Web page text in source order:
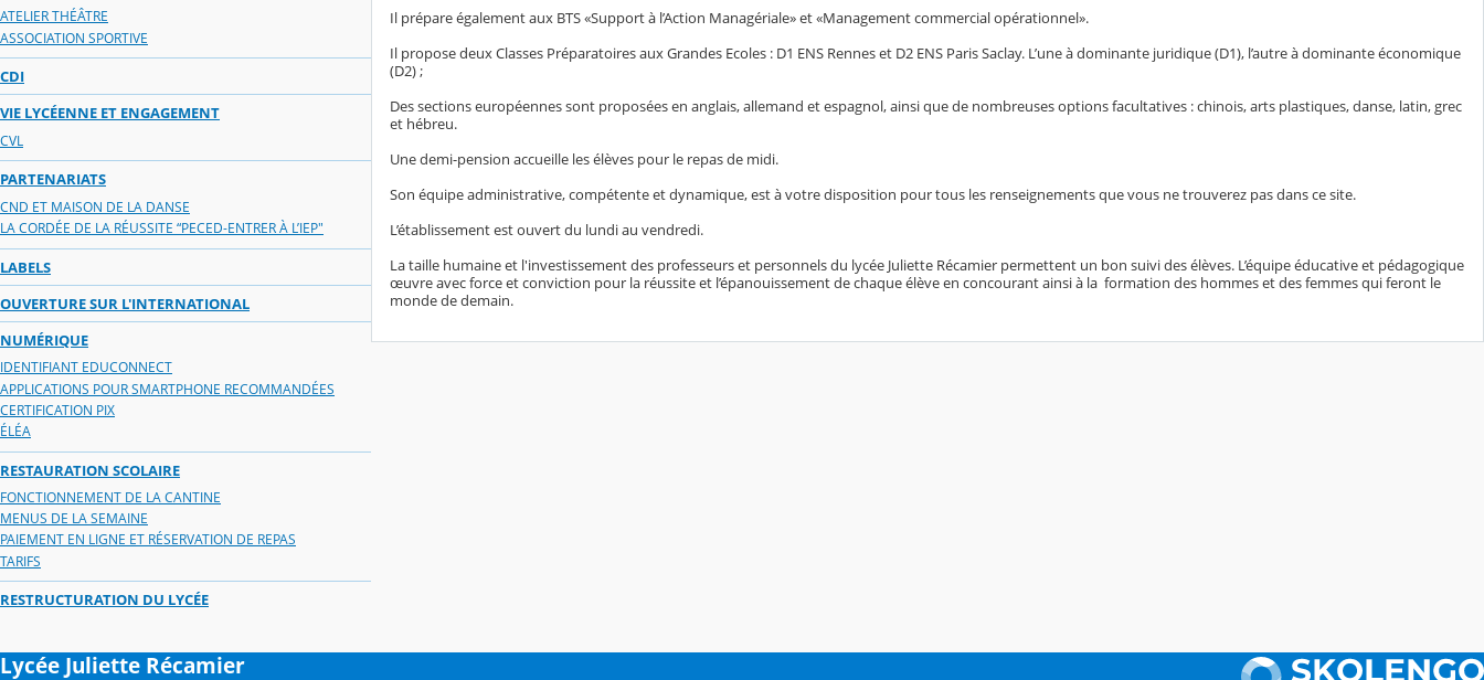
ATELIER THÉÂTRE
ASSOCIATION SPORTIVE
CDI
VIE LYCÉENNE ET ENGAGEMENT
CVL
PARTENARIATS
CND ET MAISON DE LA DANSE
LA CORDÉE DE LA RÉUSSITE “PECED-ENTRER À L’IEP"
LABELS
OUVERTURE SUR L'INTERNATIONAL
NUMÉRIQUE
IDENTIFIANT EDUCONNECT
APPLICATIONS POUR SMARTPHONE RECOMMANDÉES
CERTIFICATION PIX
ÉLÉA
RESTAURATION SCOLAIRE
FONCTIONNEMENT DE LA CANTINE
MENUS DE LA SEMAINE
PAIEMENT EN LIGNE ET RÉSERVATION DE REPAS
TARIFS
RESTRUCTURATION DU LYCÉE
Il prépare également aux BTS «Support à l’Action Managériale» et «Management commercial opérationnel».
Il propose deux Classes Préparatoires aux Grandes Ecoles : D1 ENS Rennes et D2 ENS Paris Saclay. L’une à dominante juridique (D1), l’autre à dominante économique
(D2) ;
Des sections européennes sont proposées en anglais, allemand et espagnol, ainsi que de nombreuses options facultatives : chinois, arts plastiques, danse, latin, grec
et hébreu.
Une demi-pension accueille les élèves pour le repas de midi.
Son équipe administrative, compétente et dynamique, est à votre disposition pour tous les renseignements que vous ne trouverez pas dans ce site.
L’établissement est ouvert du lundi au vendredi.
La taille humaine et l'investissement des professeurs et personnels du lycée Juliette Récamier permettent un bon suivi des élèves. L’équipe éducative et pédagogique
œuvre avec force et conviction pour la réussite et l’épanouissement de chaque élève en concourant ainsi à la formation des hommes et des femmes qui feront le
monde de demain.
Lycée Juliette Récamier